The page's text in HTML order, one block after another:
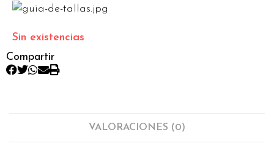
Sin existencias
Compartir
VALORACIONES (0)